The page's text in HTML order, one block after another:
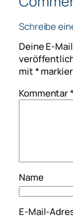
Schreibe
Deine E-
mit*
Kommentar*
Name
E-Mail-